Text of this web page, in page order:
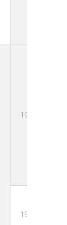
1994
1998